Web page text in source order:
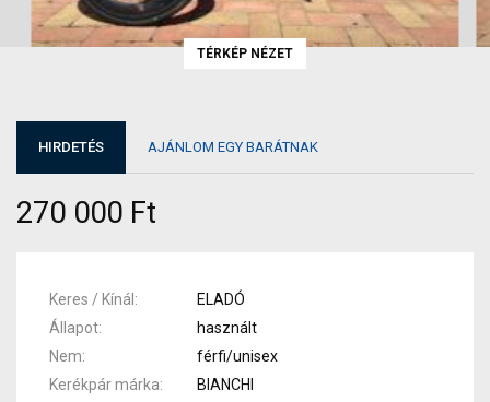
TÉRKÉP NÉZET
HIRDETÉS AJÁNLOM EGY BARÁTNAK
270 000 Ft
Keres / Kínál
ELADÓ
Állapot
használt
Nem
férfi/unisex
Kerékpár márka
BIANCHI